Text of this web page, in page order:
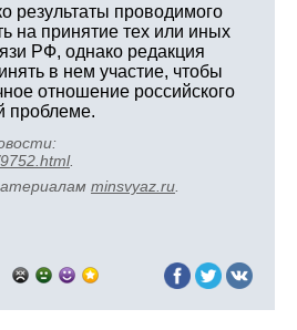
результаты проводимого
на принятие тех или иных
РФ, однако редакция
в нем участие, чтобы
отношение российского
проблеме.
.
minsvyaz.ru